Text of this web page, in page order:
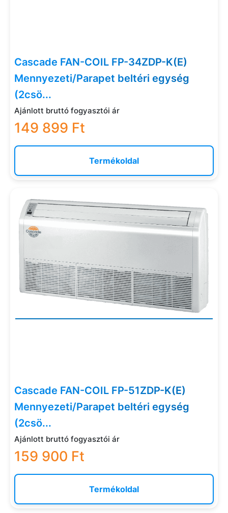
Cascade FAN-COIL FP-34ZDP-K(E)
Mennyezeti/Parapet beltéri egység
(2csö...
Ajánlott bruttó fogyasztói ár
149 899 Ft
Termékoldal
Cascade FAN-COIL FP-51ZDP-K(E)
Mennyezeti/Parapet beltéri egység
(2csö...
Ajánlott bruttó fogyasztói ár
159 900 Ft
Termékoldal